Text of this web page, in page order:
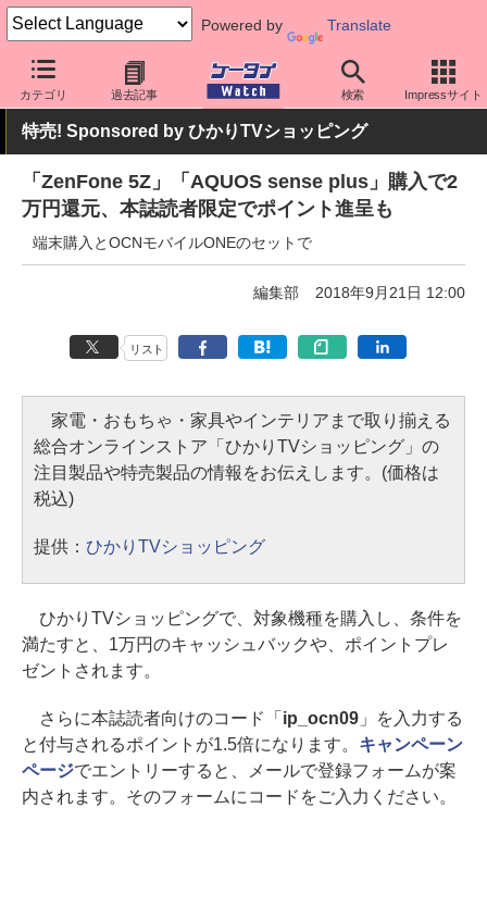
Powered by Translate
カテゴリ 過去記事 検索 Impressサイト
ケータイ Watch 格安スマホ/格安SIM 格安SIM/MVNO OCN
特売! Sponsored by ひかりTVショッピング
「ZenFone 5Z」「AQUOS sense plus」購入で2
万円還元、本誌読者限定でポイント進呈も
端末購入とOCNモバイルONEのセットで
編集部 2018年9月21日 12:00
リスト
家電・おもちゃ・家具やインテリアまで取り揃える
総合オンラインストア「ひかりTVショッピング」の
注目製品や特売製品の情報をお伝えします。(価格は
税込)
提供： ひかりTVショッピング
ひかりTVショッピングで、対象機種を購入し、条件を
満たすと、1万円のキャッシュバックや、ポイントプレ
ゼントされます。
さらに本誌読者向けのコード「 ip_ocn09」を入力する
と付与されるポイントが1.5倍になります。 キャンペーン
ページでエントリーすると、メールで登録フォームが案
内されます。そのフォームにコードをご入力ください。